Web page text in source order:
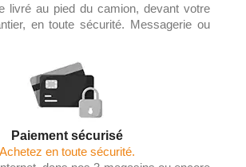
livré au pied du camion, devant votre
en toute sécurité. Messagerie ou
Paiement sécurisé
Achetez en toute sécurité.